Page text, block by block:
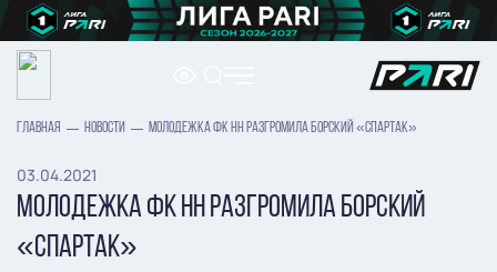
ГЛАВНАЯ НОВОСТИ МОЛОДЕЖКА ФК НН РАЗГРОМИЛА БОРСКИЙ «СПАРТАК»
03.04.2021
МОЛОДЕЖКА ФК НН РАЗГРОМИЛА БОРСКИЙ
«СПАРТАК»